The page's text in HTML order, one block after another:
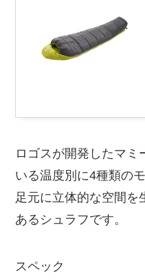
ロゴスが開発したマミ
いる温度別に4種類の
足元に立体的な空間を
あるシュラフです。
スペック